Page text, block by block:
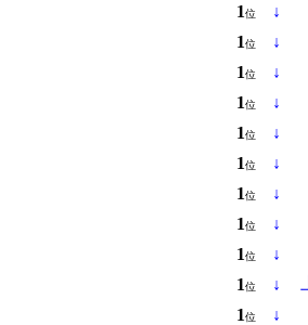
1位 ↓
1位 ↓
1位 ↓
1位 ↓
1位 ↓
1位 ↓
1位 ↓
1位 ↓
1位 ↓
1位 ↓
1位 ↓